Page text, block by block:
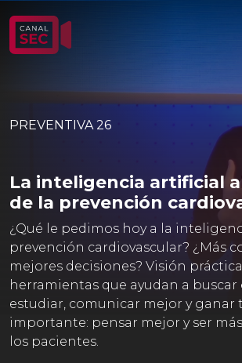
PREVENTIVA 26
La inteligencia artificial
de la prevención
¿Qué le pedimos hoy a la
prevención cardiovascular? ¿Más
mejores decisiones? Visión
herramientas que ayudan a buscar
estudiar, comunicar mejor y ganar
importante: pensar mejor y ser
los pacientes.